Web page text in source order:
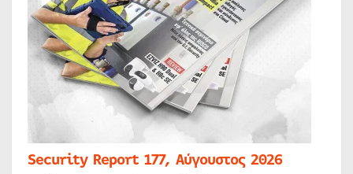
Security Report 177, Αύγουστος 2026